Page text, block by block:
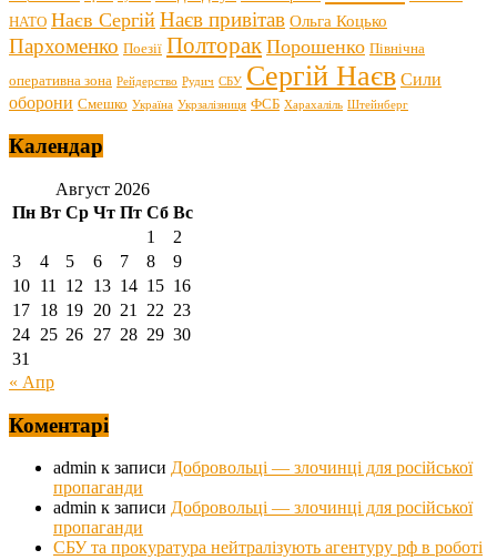
НАТО Наєв Сергій Наєв привітав Ольга Коцько
Пархоменко Поезії Полторак Порошенко Північна
оперативна зона Рейдерство Рудич СБУ Сергій Наєв Сили
оборони Смешко Україна Укрзалізниця ФСБ Харахаліль Штейнберг
Календар
Август 2026
Пн Вт Ср Чт Пт Сб Вс
1
2
3
4 5 6 7 8
9
10 11 12 13 14 15 16
17 18 19 20 21 22 23
24 25 26 27 28 29 30
31
« Апр
Коментарі
admin к записи Добровольці — злочинці для російської
пропаганди
admin к записи Добровольці — злочинці для російської
пропаганди
СБУ та прокуратура нейтралізують агентуру рф в роботі